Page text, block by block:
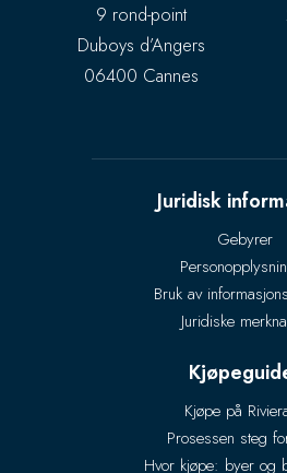
9 rond-point
Duboys d’Angers
06400 Cannes
Juridisk
Gebyrer
Bruk av
Juridiske
Kjøpe på
Prosessen steg
Hvor kjøpe: byer og